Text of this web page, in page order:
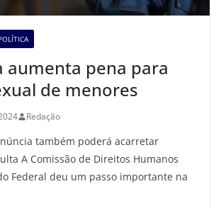
aumenta pena para
de menores
Redação
também poderá acarretar
A Comissão de Direitos Humanos
Federal deu um passo importante na